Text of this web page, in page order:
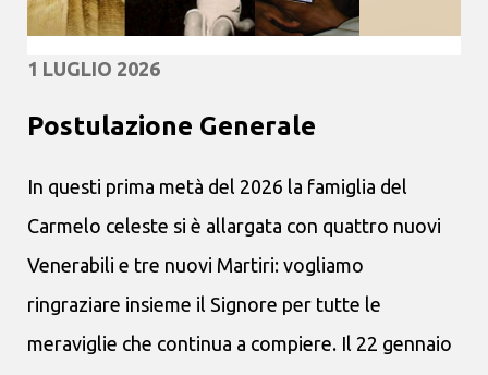
1 LUGLIO 2026
Postulazione Generale
In questi prima metà del 2026 la famiglia del
Carmelo celeste si è allargata con quattro nuovi
Venerabili e tre nuovi Martiri: vogliamo
ringraziare insieme il Signore per tutte le
meraviglie che continua a compiere. Il 22 gennaio